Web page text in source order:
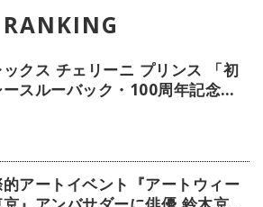
ックス チェリーニ プリンス 「初
スルーバック・100周年記念モ
的アートイベント『アートウィー